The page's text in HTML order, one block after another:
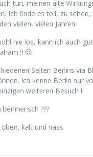
tun, meinen alte
Ich finde es toll, zu sehen,
vielen, vielen Jahren.
nie los, kann ich auch
!! 😉
Seiten Berlins via
Ich kenne Berlin nur
weiteren Besuch !
???
kalt und nass